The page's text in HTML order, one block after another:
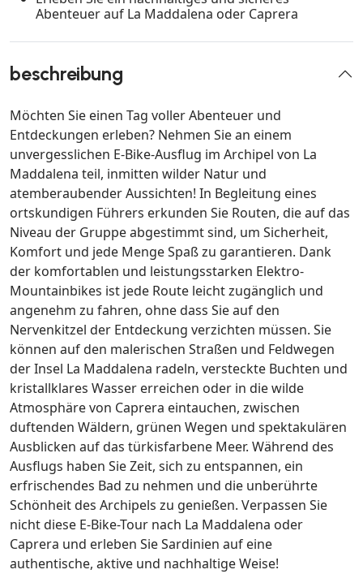
Abenteuer auf La Maddalena oder Caprera
beschreibung
Möchten Sie einen Tag voller Abenteuer und
Entdeckungen erleben? Nehmen Sie an einem
unvergesslichen E-Bike-Ausflug im Archipel von La
Maddalena teil, inmitten wilder Natur und
atemberaubender Aussichten! In Begleitung eines
ortskundigen Führers erkunden Sie Routen, die auf das
Niveau der Gruppe abgestimmt sind, um Sicherheit,
Komfort und jede Menge Spaß zu garantieren. Dank
der komfortablen und leistungsstarken Elektro-
Mountainbikes ist jede Route leicht zugänglich und
angenehm zu fahren, ohne dass Sie auf den
Nervenkitzel der Entdeckung verzichten müssen. Sie
können auf den malerischen Straßen und Feldwegen
der Insel La Maddalena radeln, versteckte Buchten und
kristallklares Wasser erreichen oder in die wilde
Atmosphäre von Caprera eintauchen, zwischen
duftenden Wäldern, grünen Wegen und spektakulären
Ausblicken auf das türkisfarbene Meer. Während des
Ausflugs haben Sie Zeit, sich zu entspannen, ein
erfrischendes Bad zu nehmen und die unberührte
Schönheit des Archipels zu genießen. Verpassen Sie
nicht diese E-Bike-Tour nach La Maddalena oder
Caprera und erleben Sie Sardinien auf eine
authentische, aktive und nachhaltige Weise!